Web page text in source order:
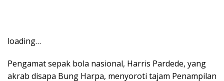
loading…
Pengamat sepak bola nasional, Harris Pardede, yang
akrab disapa Bung Harpa, menyoroti tajam Penampilan